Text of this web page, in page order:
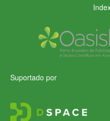
Suportado por